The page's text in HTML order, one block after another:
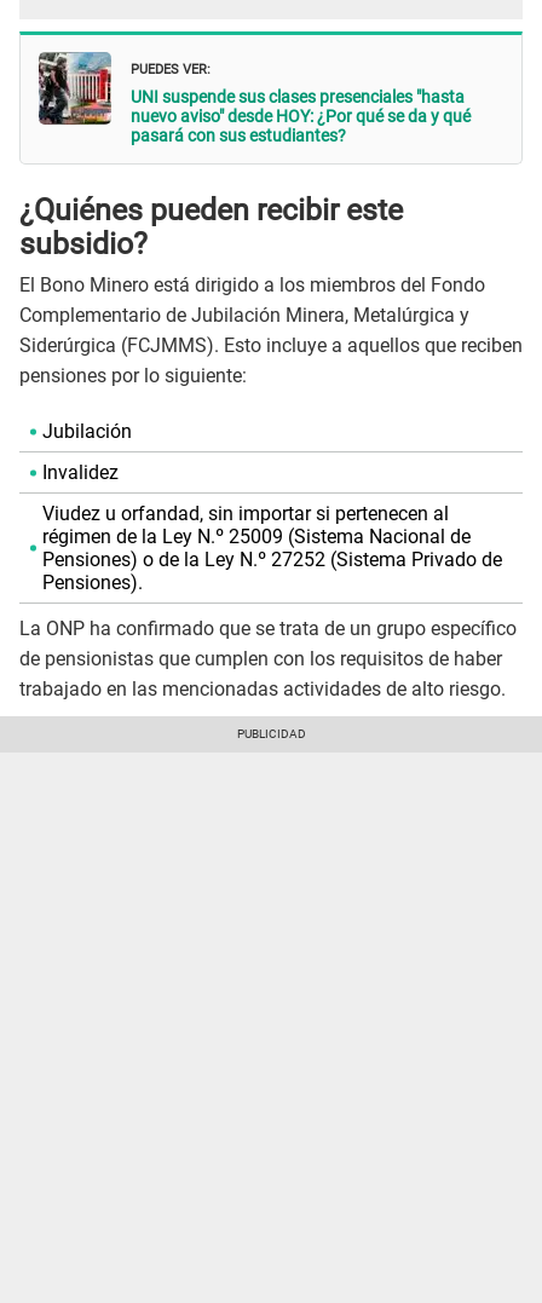
PUEDES VER:
UNI suspende sus clases presenciales "hasta
nuevo aviso" desde HOY: ¿Por qué se da y qué
pasará con sus estudiantes?
¿Quiénes pueden recibir este
subsidio?
El Bono Minero está dirigido a los miembros del Fondo
Complementario de Jubilación Minera, Metalúrgica y
Siderúrgica (FCJMMS). Esto incluye a aquellos que reciben
pensiones por lo siguiente:
Jubilación
Invalidez
Viudez u orfandad, sin importar si pertenecen al
régimen de la Ley N.º 25009 (Sistema Nacional de
Pensiones) o de la Ley N.º 27252 (Sistema Privado de
Pensiones).
La ONP ha confirmado que se trata de un grupo específico
de pensionistas que cumplen con los requisitos de haber
trabajado en las mencionadas actividades de alto riesgo.